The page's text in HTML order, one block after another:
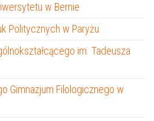
w Bernie
Politycznych w Paryżu
im. Tadeusza
Gimnazjum Filologicznego w